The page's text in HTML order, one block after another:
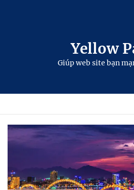
Yellow
Giúp web site bạn